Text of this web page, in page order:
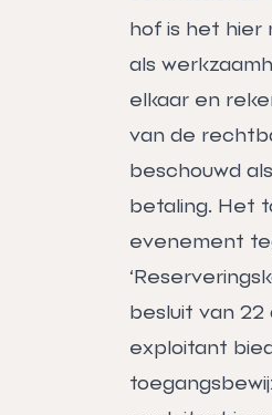
hof is het hier
als
elkaar en
van de
beschouwd
betaling. Het
evenement
besluit van 22
exploitant